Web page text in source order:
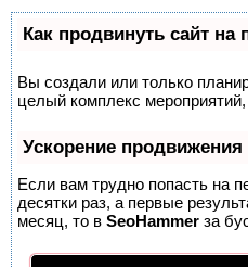
Как продвинуть сайт на
Вы создали или только
целый комплекс
Ускорение продвижения
Если вам трудно попасть на
десятки раз, а первые
месяц, то в SeoHammer за